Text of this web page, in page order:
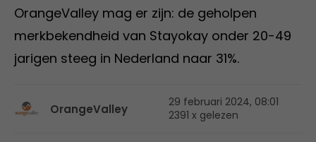
OrangeValley mag er zijn: de geholpen
merkbekendheid van Stayokay onder 20-49
jarigen steeg in Nederland naar 31%.
OrangeValley
29 februari 2024, 08:01
2391 x gelezen